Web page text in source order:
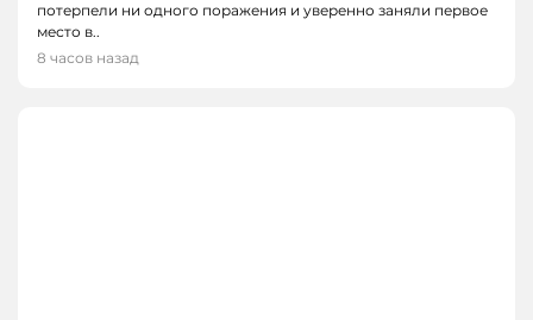
потерпели ни одного поражения и уверенно заняли первое
место в..
8 часов назад